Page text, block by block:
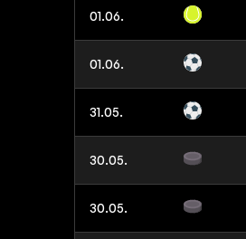
01.06.
01.06.
31.05.
30.05.
30.05.